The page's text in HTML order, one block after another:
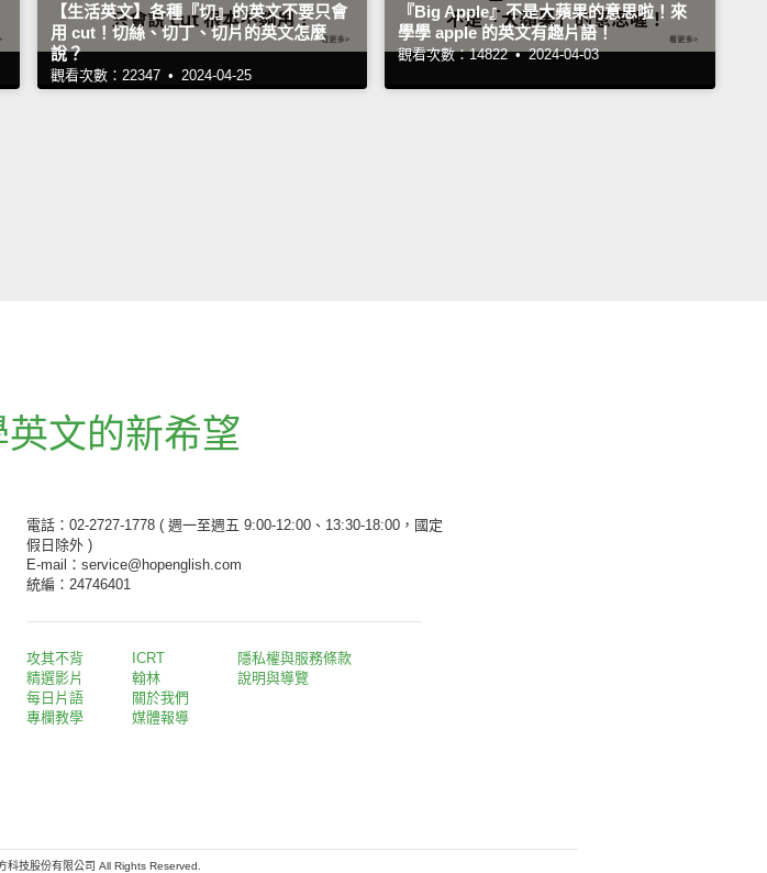
【生活英文】各種『切』的英文不要只會
用 cut！切絲、切丁、切片的英文怎麼
說？
觀看次數：22347 • 2024-04-25
『Big Apple』不是大蘋果的意思啦！來
學學 apple 的英文有趣片語！
觀看次數：14822 • 2024-04-03
英文的新希望
電話：02-2727-1778 ( 週一至週五 9:00-12:00、13:30-18:00，國定
假日除外 )
E-mail：service@hopenglish.com
統編：24746401
攻其不背
精選影片
每日片語
專欄教學
ICRT
翰林
關於我們
媒體報導
隱私權與服務條款
說明與導覽
技股份有限公司 All Rights Reserved.